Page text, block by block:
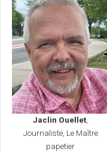
Jaclin Ouellet,
Journaliste, Le Maître
papetier